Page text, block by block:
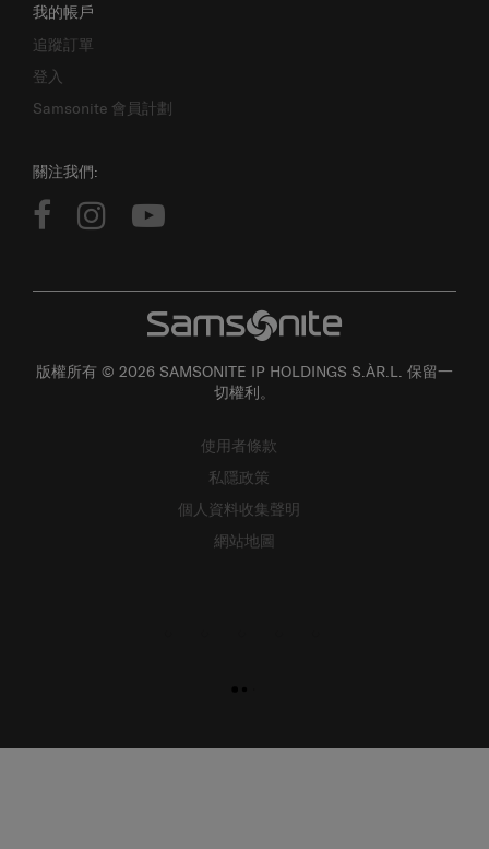
我的帳戶
追蹤訂單
登入
Samsonite 會員計劃
關注我們:
版權所有 © 2026 SAMSONITE IP HOLDINGS S.ÀR.L. 保留一
切權利。
使用者條款
私隱政策
個人資料收集聲明
網站地圖